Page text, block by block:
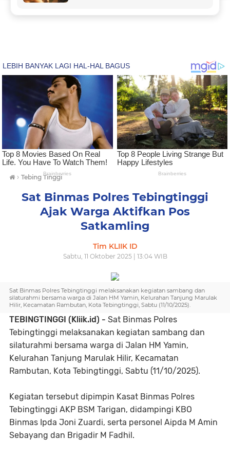
› Tebing Tinggi
Sat Binmas Polres Tebingtinggi
Ajak Warga Aktifkan Pos
Satkamling
Tim KLIIK ID
Sabtu, 11 Oktober 2025 | 13:04 WIB
Sat Binmas Polres Tebingtinggi melaksanakan kegiatan sambang dan
silaturahmi bersama warga di Jalan HM Yamin, Kelurahan Tanjung Marulak
Hilir, Kecamatan Rambutan, Kota Tebingtinggi, Sabtu (11/10/2025).
TEBINGTINGGI (Kliik.id) - Sat Binmas Polres
Tebingtinggi melaksanakan kegiatan sambang dan
silaturahmi bersama warga di Jalan HM Yamin,
Kelurahan Tanjung Marulak Hilir, Kecamatan
Rambutan, Kota Tebingtinggi, Sabtu (11/10/2025).
Kegiatan tersebut dipimpin Kasat Binmas Polres
Tebingtinggi AKP BSM Tarigan, didampingi KBO
Binmas Ipda Joni Zuardi, serta personel Aipda M Amin
Sebayang dan Brigadir M Fadhil.